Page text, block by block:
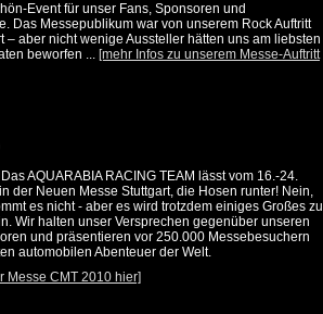
Event für unser Fans, Sponsoren und
Das Messepublikum war von unserem Rock Auftritt
– aber nicht wenige Aussteller hätten uns am liebsten
beworfen ... [mehr Infos zu unserem Messe-Auftritt
AQUARABIA RACING TEAM lässt vom 16.-24.
der Neuen Messe Stuttgart, die Hosen runter! Nein,
es nicht - aber es wird trotzdem einiges Großes zu
Wir halten unser Versprechen gegenüber unseren
und präsentieren vor 250.000 Messebesuchern
automobilen Abenteuer der Welt.
Messe CMT 2010 hier]